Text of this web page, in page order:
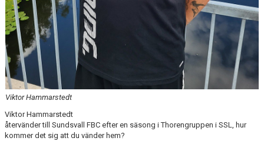
Viktor Hammarstedt
Viktor Hammarstedt
återvänder till Sundsvall FBC efter en säsong i Thorengruppen i SSL, hur
kommer det sig att du vänder hem?